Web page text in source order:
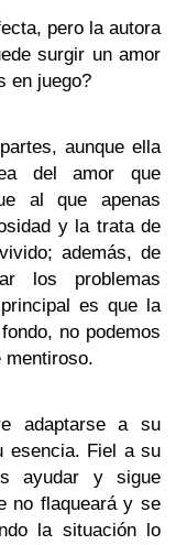
pero la autora
surgir un amor
en juego?
aunque ella
del amor que
al que apenas
y la trata de
además, de
los problemas
es que la
no podemos
mentiroso.
adaptarse a su
esencia. Fiel a su
ayudar y sigue
no flaqueará y se
la situación lo